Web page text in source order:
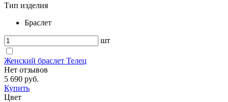
Тип изделия
Браслет
шт
Женский браслет Телец
Нет отзывов
5 690 руб.
Купить
Цвет